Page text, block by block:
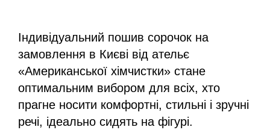
Індивідуальний пошив сорочок на
замовлення в Києві від ательє
«Американської хімчистки» стане
оптимальним вибором для всіх, хто
прагне носити комфортні, стильні і зручні
речі, ідеально сидять на фігурі.